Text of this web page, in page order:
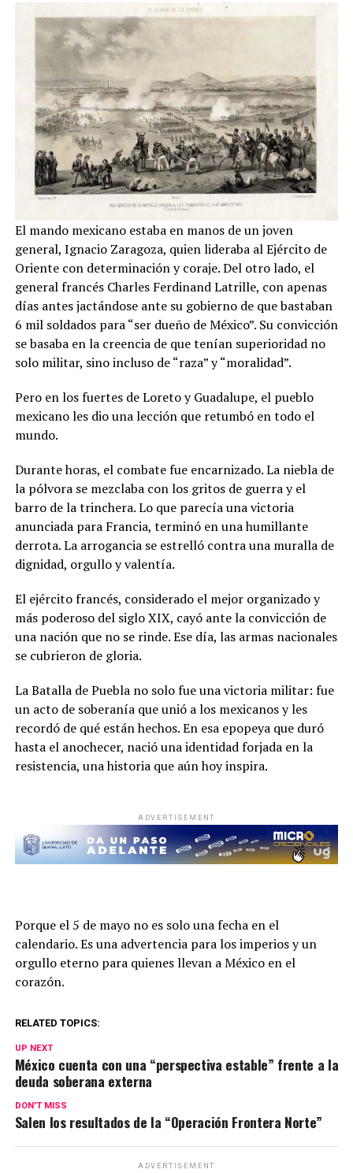
El mando mexicano estaba en manos de un joven
general, Ignacio Zaragoza, quien lideraba al Ejército de
Oriente con determinación y coraje. Del otro lado, el
general francés Charles Ferdinand Latrille, con apenas
días antes jactándose ante su gobierno de que bastaban
6 mil soldados para “ser dueño de México”. Su convicción
se basaba en la creencia de que tenían superioridad no
solo militar, sino incluso de “raza” y “moralidad”.
Pero en los fuertes de Loreto y Guadalupe, el pueblo
mexicano les dio una lección que retumbó en todo el
mundo.
Durante horas, el combate fue encarnizado. La niebla de
la pólvora se mezclaba con los gritos de guerra y el
barro de la trinchera. Lo que parecía una victoria
anunciada para Francia, terminó en una humillante
derrota. La arrogancia se estrelló contra una muralla de
dignidad, orgullo y valentía.
El ejército francés, considerado el mejor organizado y
más poderoso del siglo XIX, cayó ante la convicción de
una nación que no se rinde. Ese día, las armas nacionales
se cubrieron de gloria.
La Batalla de Puebla no solo fue una victoria militar: fue
un acto de soberanía que unió a los mexicanos y les
recordó de qué están hechos. En esa epopeya que duró
hasta el anochecer, nació una identidad forjada en la
resistencia, una historia que aún hoy inspira.
ADVERTISEMENT
Porque el 5 de mayo no es solo una fecha en el
calendario. Es una advertencia para los imperios y un
orgullo eterno para quienes llevan a México en el
corazón.
RELATED TOPICS:
UP NEXT
México cuenta con una “perspectiva estable” frente a la
deuda soberana externa
DON'T MISS
Salen los resultados de la “Operación Frontera Norte”
ADVERTISEMENT